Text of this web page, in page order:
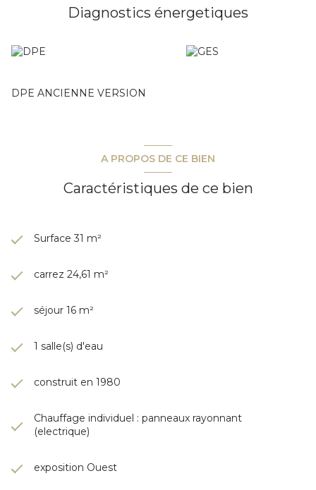
Diagnostics énergetiques
DPE ANCIENNE VERSION
A PROPOS DE CE BIEN
Caractéristiques de ce bien
Surface 31 m²
carrez 24,61 m²
séjour 16 m²
1 salle(s) d'eau
construit en 1980
Chauffage individuel : panneaux rayonnant
(electrique)
exposition Ouest